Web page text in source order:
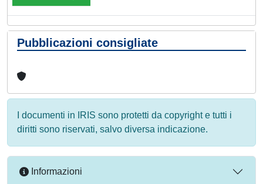
Pubblicazioni consigliate
I documenti in IRIS sono protetti da copyright e tutti i
diritti sono riservati, salvo diversa indicazione.
Informazioni